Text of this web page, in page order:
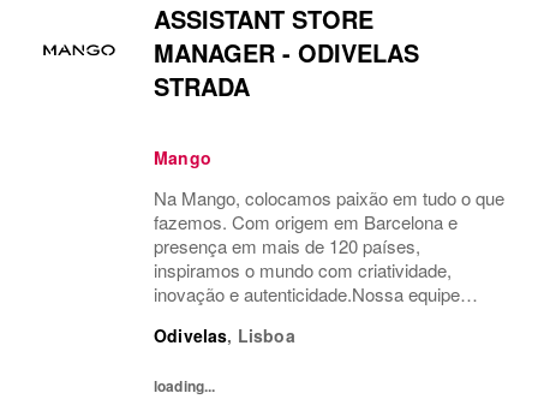
ASSISTANT STORE
MANAGER - ODIVELAS
STRADA
Mango
Na Mango, colocamos paixão em tudo o que
fazemos. Com origem em Barcelona e
presença em mais de 120 países,
inspiramos o mundo com criatividade,
inovação e autenticidade.Nossa equipe
Temos orgulho em levar a moda além,
Odivelas, Lisboa
loading...